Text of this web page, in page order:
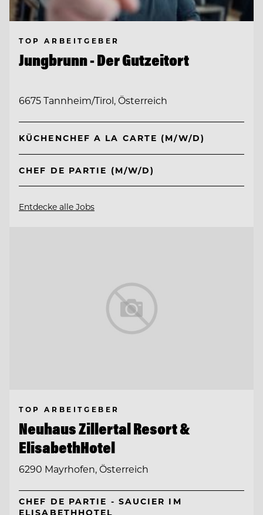
TOP ARBEITGEBER
Jungbrunn - Der Gutzeitort
6675 Tannheim/Tirol, Österreich
KÜCHENCHEF A LA CARTE (M/W/D)
CHEF DE PARTIE (M/W/D)
Entdecke alle Jobs
TOP ARBEITGEBER
Neuhaus Zillertal Resort &
ElisabethHotel
6290 Mayrhofen, Österreich
CHEF DE PARTIE - SAUCIER IM
ELISABETHHOTEL